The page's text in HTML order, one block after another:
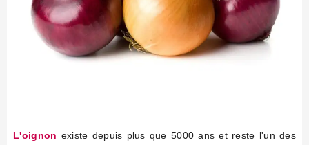
L'oignon existe depuis plus que 5000 ans et reste l'un des